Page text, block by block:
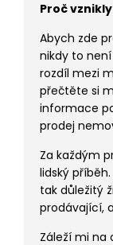
Proč
Abych zde
nikdy to
rozdíl mezi
přečtěte si
informace
prodej
Za každým
lidský
tak důležitý
prodávající,
Záleží mi na